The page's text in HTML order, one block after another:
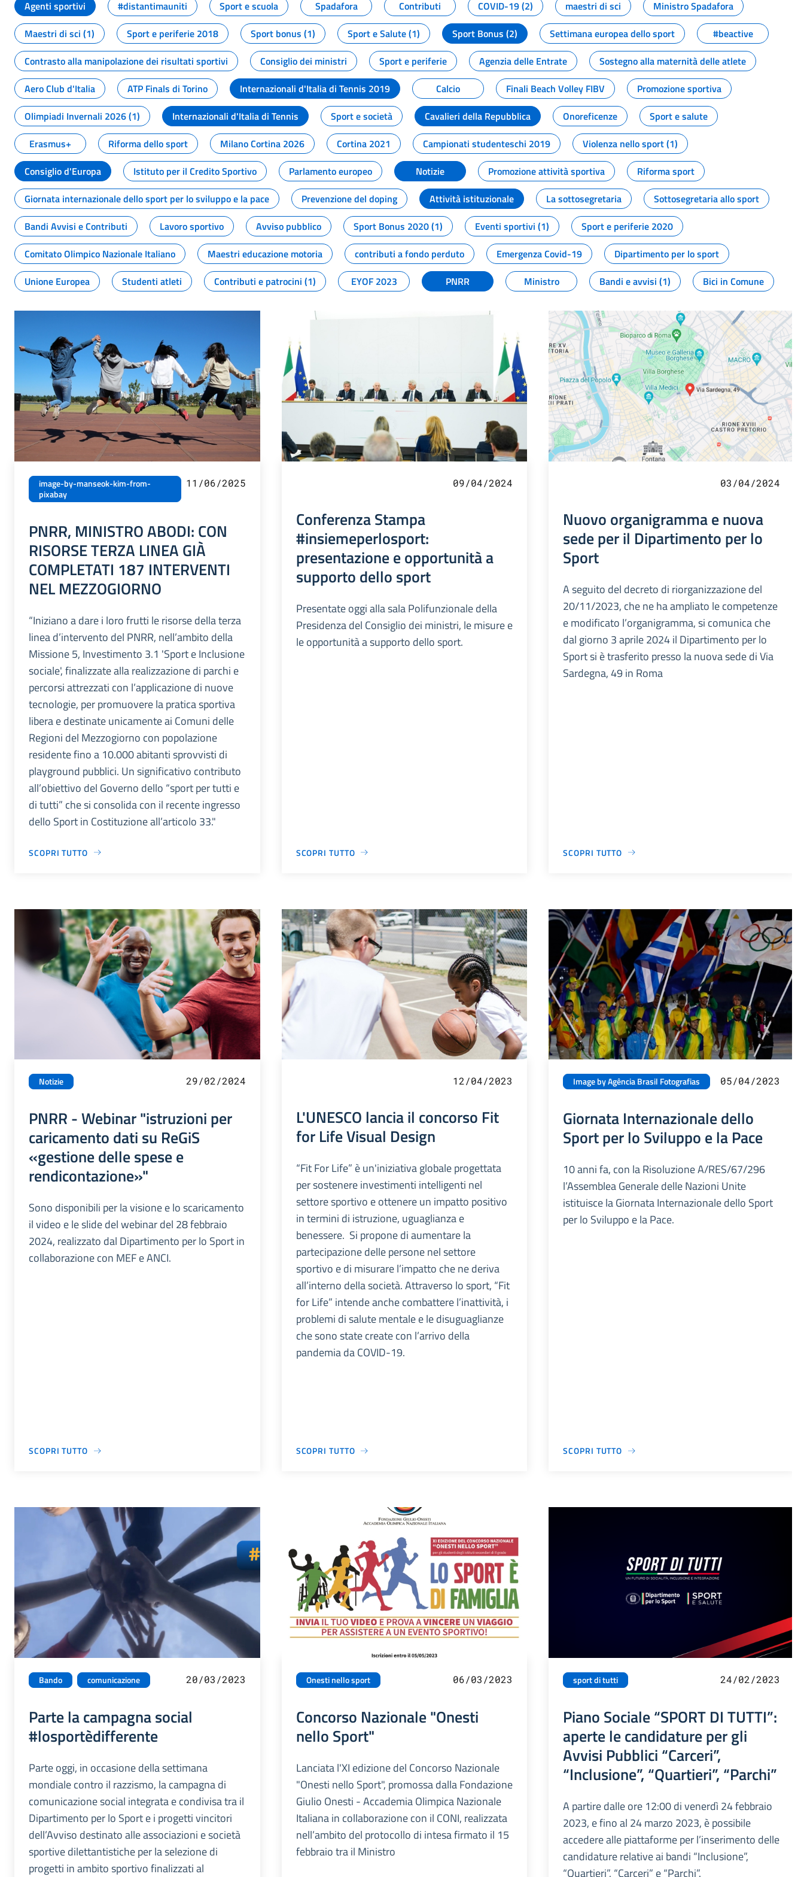
Agenti sportivi
#distantimauniti Sport e scuola Spadafora Contributi COVID-19 (2) maestri di sci
Ministro Spadafora
Maestri di sci (1)
Sport e periferie 2018 Sport bonus (1) Sport e Salute (1) Sport Bonus (2) Settimana europea dello sport
#beactive
Contrasto alla manipolazione dei risultati sportivi
Consiglio dei ministri Sport e periferie Agenzia delle Entrate
Sostegno alla maternità delle atlete
Aero Club d'Italia
ATP Finals di Torino Internazionali d'Italia di Tennis 2019 Calcio Finali Beach Volley FIBV
Promozione sportiva
Olimpiadi Invernali 2026 (1)
Internazionali d'Italia di Tennis Sport e società Cavalieri della Repubblica Onoreficenze
Sport e salute
Erasmus+
Riforma dello sport Milano Cortina 2026 Cortina 2021 Campionati studenteschi 2019
Violenza nello sport (1)
Consiglio d'Europa
Istituto per il Credito Sportivo Parlamento europeo Notizie Promozione attività sportiva
Riforma sport
Giornata internazionale dello sport per lo sviluppo e la pace
Prevenzione del doping Attività istituzionale La sottosegretaria
Sottosegretaria allo sport
Bandi Avvisi e Contributi
Lavoro sportivo Avviso pubblico Sport Bonus 2020 (1) Eventi sportivi (1)
Sport e periferie 2020
Comitato Olimpico Nazionale Italiano
Maestri educazione motoria contributi a fondo perduto Emergenza Covid-19
Dipartimento per lo sport
Unione Europea
Studenti atleti Contributi e patrocini (1) EYOF 2023 PNRR Ministro Bandi e avvisi (1) Bici in Comune
image-by-manseok-kim-from-
pixabay
11/06/2025
PNRR, MINISTRO ABODI: CON
RISORSE TERZA LINEA GIÀ
COMPLETATI 187 INTERVENTI
NEL MEZZOGIORNO
“Iniziano a dare i loro frutti le risorse della terza
linea d’intervento del PNRR, nell’ambito della
Missione 5, Investimento 3.1 'Sport e Inclusione
sociale', finalizzate alla realizzazione di parchi e
percorsi attrezzati con l’applicazione di nuove
tecnologie, per promuovere la pratica sportiva
libera e destinate unicamente ai Comuni delle
Regioni del Mezzogiorno con popolazione
residente fino a 10.000 abitanti sprovvisti di
playground pubblici. Un significativo contributo
all’obiettivo del Governo dello “sport per tutti e
di tutti” che si consolida con il recente ingresso
dello Sport in Costituzione all’articolo 33."
SCOPRI TUTTO
09/04/2024
Conferenza Stampa
#insiemeperlosport:
presentazione e opportunità a
supporto dello sport
Presentate oggi alla sala Polifunzionale della
Presidenza del Consiglio dei ministri, le misure e
le opportunità a supporto dello sport.
SCOPRI TUTTO
03/04/2024
Nuovo organigramma e nuova
sede per il Dipartimento per lo
Sport
A seguito del decreto di riorganizzazione del
20/11/2023, che ne ha ampliato le competenze
e modificato l’organigramma, si comunica che
dal giorno 3 aprile 2024 il Dipartimento per lo
Sport si è trasferito presso la nuova sede di Via
Sardegna, 49 in Roma
SCOPRI TUTTO
Notizie 29/02/2024
PNRR - Webinar "istruzioni per
caricamento dati su ReGiS
«gestione delle spese e
rendicontazione»"
Sono disponibili per la visione e lo scaricamento
il video e le slide del webinar del 28 febbraio
2024, realizzato dal Dipartimento per lo Sport in
collaborazione con MEF e ANCI.
SCOPRI TUTTO
12/04/2023
L'UNESCO lancia il concorso Fit
for Life Visual Design
“Fit For Life” è un'iniziativa globale progettata
per sostenere investimenti intelligenti nel
settore sportivo e ottenere un impatto positivo
in termini di istruzione, uguaglianza e
benessere. Si propone di aumentare la
partecipazione delle persone nel settore
sportivo e di misurare l’impatto che ne deriva
all’interno della società. Attraverso lo sport, “Fit
for Life” intende anche combattere l’inattività, i
problemi di salute mentale e le disuguaglianze
che sono state create con l’arrivo della
pandemia da COVID-19.
SCOPRI TUTTO
Image by Agência Brasil Fotografias 05/04/2023
Giornata Internazionale dello
Sport per lo Sviluppo e la Pace
10 anni fa, con la Risoluzione A/RES/67/296
l’Assemblea Generale delle Nazioni Unite
istituisce la Giornata Internazionale dello Sport
per lo Sviluppo e la Pace.
SCOPRI TUTTO
Bando comunicazione 20/03/2023
Parte la campagna social
#losportèdifferente
Parte oggi, in occasione della settimana
mondiale contro il razzismo, la campagna di
comunicazione social integrata e condivisa tra il
Dipartimento per lo Sport e i progetti vincitori
dell’Avviso destinato alle associazioni e società
sportive dilettantistiche per la selezione di
progetti in ambito sportivo finalizzati al
Onesti nello sport 06/03/2023
Concorso Nazionale "Onesti
nello Sport"
Lanciata l'XI edizione del Concorso Nazionale
"Onesti nello Sport", promossa dalla Fondazione
Giulio Onesti - Accademia Olimpica Nazionale
Italiana in collaborazione con il CONI, realizzata
nell’ambito del protocollo di intesa firmato il 15
febbraio tra il Ministro
sport di tutti 24/02/2023
Piano Sociale “SPORT DI TUTTI”:
aperte le candidature per gli
Avvisi Pubblici “Carceri”,
“Inclusione”, “Quartieri”, “Parchi”
A partire dalle ore 12:00 di venerdì 24 febbraio
2023, e fino al 24 marzo 2023, è possibile
accedere alle piattaforme per l’inserimento delle
candidature relative ai bandi “Inclusione”,
“Quartieri”, “Carceri” e “Parchi”.